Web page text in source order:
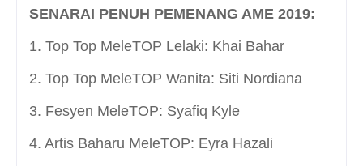
SENARAI PENUH PEMENANG AME 2019:
1. Top Top MeleTOP Lelaki: Khai Bahar
2. Top Top MeleTOP Wanita: Siti Nordiana
3. Fesyen MeleTOP: Syafiq Kyle
4. Artis Baharu MeleTOP: Eyra Hazali